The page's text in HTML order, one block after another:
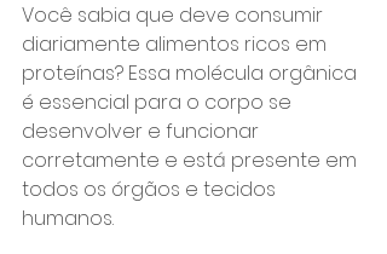
Você sabia que deve consumir
diariamente alimentos ricos em
proteínas? Essa molécula orgânica
é essencial para o corpo se
desenvolver e funcionar
corretamente e está presente em
todos os órgãos e tecidos
humanos.